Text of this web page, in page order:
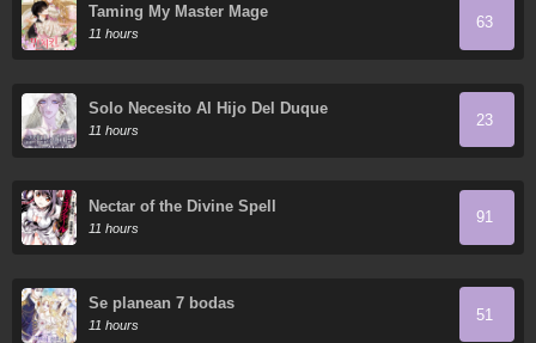
Taming My Master Mage
11 hours
63
Solo Necesito Al Hijo Del Duque
11 hours
23
Nectar of the Divine Spell
11 hours
91
Se planean 7 bodas
11 hours
51